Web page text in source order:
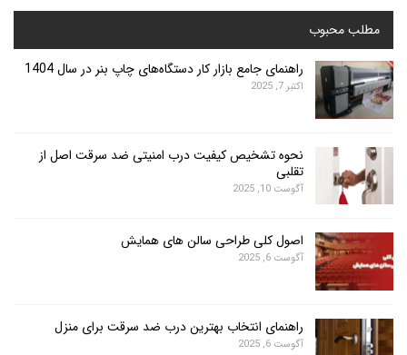
راهنمای جامع بازار کار دستگاه‌های چاپ بنر در سال 1404
اکتبر 7, 2025
نحوه تشخیص کیفیت درب امنیتی ضد سرقت اصل از
تقلبی
آگوست 10, 2025
اصول کلی طراحی سالن های همایش
آگوست 6, 2025
راهنمای انتخاب بهترین درب ضد سرقت برای منزل
آگوست 6, 2025